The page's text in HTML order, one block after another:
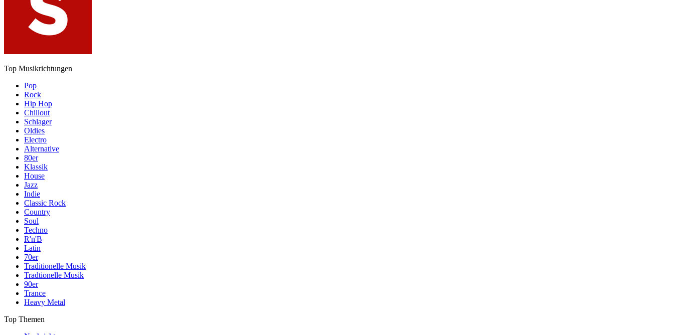
Top Musikrichtungen
Pop
Rock
Hip Hop
Chillout
Schlager
Oldies
Electro
Alternative
80er
Klassik
House
Jazz
Indie
Classic Rock
Country
Soul
Techno
R'n'B
Latin
70er
Traditionelle Musik
Tradtionelle Musik
90er
Trance
Heavy Metal
Top Themen